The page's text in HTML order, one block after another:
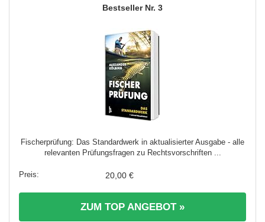
3
Fischerprüfung: Das Standardwerk in aktualisierter Ausgabe - alle
relevanten Prüfungsfragen zu Rechtsvorschriften ...
20,00 €
ZUM TOP ANGEBOT »